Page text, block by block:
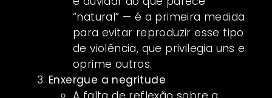
“natural” — é a primeira medida
para evitar reproduzir esse tipo
de violência, que privilegia uns e
oprime outros.
Enxergue a negritude